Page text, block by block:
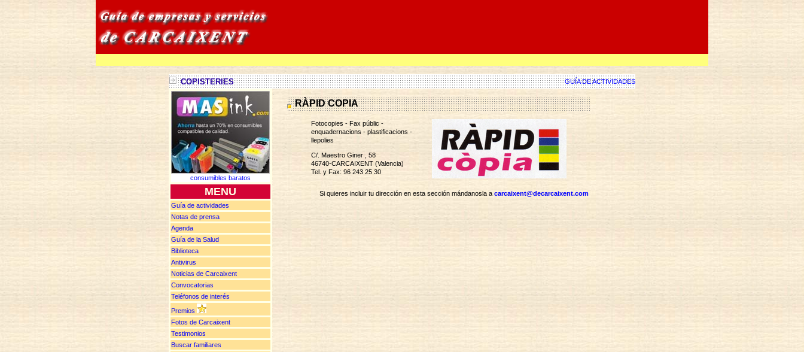
COPISTERIES
consumibles baratos
MENU
Guía de actividades
Notas de prensa
Agenda
Guía de la Salud
Biblioteca
Antivirus
Noticias de Carcaixent
Convocatorias
Teléfonos de interés
Premios
Fotos de Carcaixent
Testimonios
Buscar familiares
GUÍA DE ACTIVIDADES
RÀPID COPIA
Fotocopies - Fax públic -
enquadernacions - plastificacions -
llepolies
C/. Maestro Giner , 58
46740-CARCAIXENT (Valencia)
Tel. y Fax: 96 243 25 30
Si quieres incluir tu dirección en esta sección mándanosla a carcaixent@decarcaixent.com